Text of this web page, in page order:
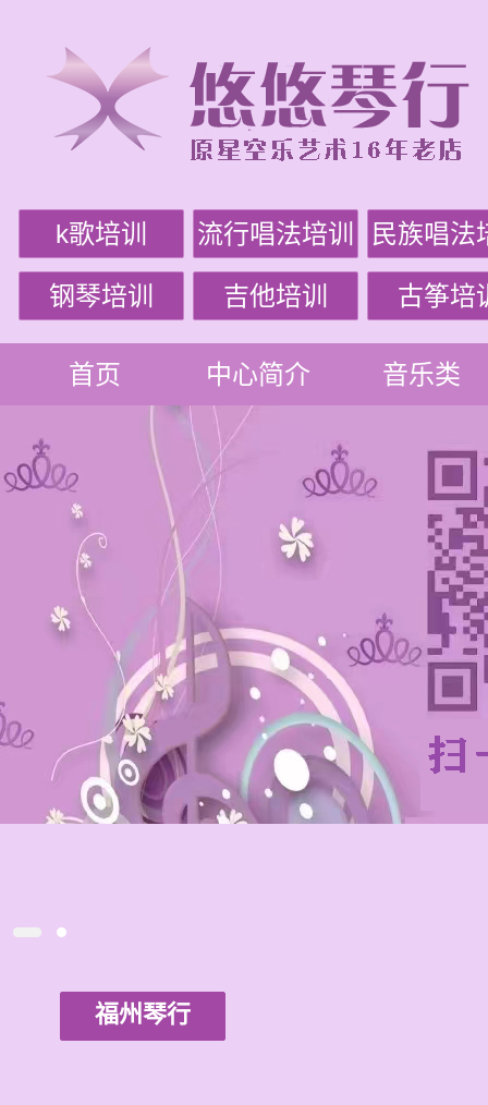
k歌培训 流行唱法培训 民族唱法
钢琴培训 吉他培训 古筝培
首页 中心简介 音乐类
福州琴行